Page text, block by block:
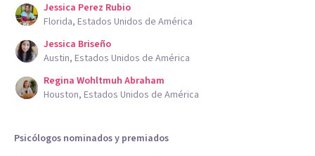
Jessica Perez Rubio
Florida, Estados Unidos de América
Jessica Briseño
Austin, Estados Unidos de América
Regina Wohltmuh Abraham
Houston, Estados Unidos de América
Psicólogos nominados y premiados